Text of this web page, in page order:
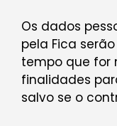
Os dados
pela Fica
tempo que for
finalidades
salvo se o